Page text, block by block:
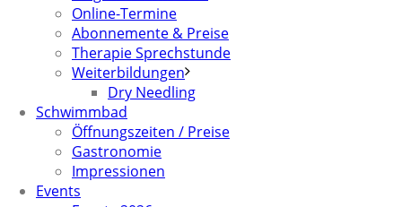
Online-Termine
Abonnemente & Preise
Therapie Sprechstunde
Weiterbildungen
Dry Needling
Schwimmbad
Öffnungszeiten / Preise
Gastronomie
Impressionen
Events